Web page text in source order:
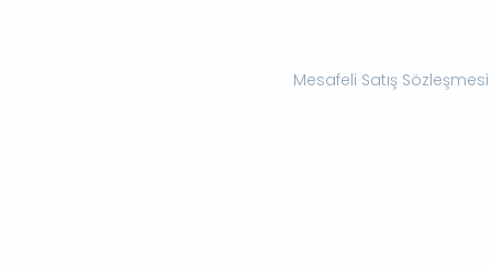
Mesafeli Satış Sözleşmesi